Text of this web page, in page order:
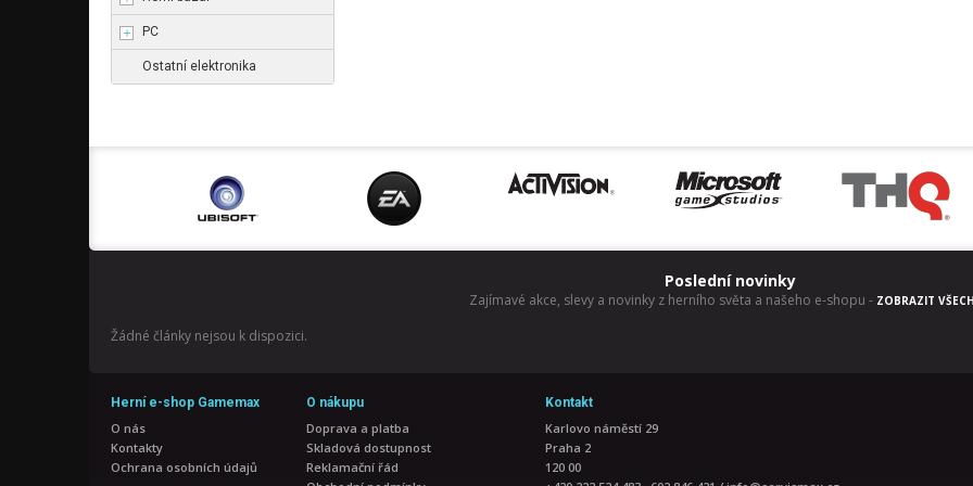
PC
Ostatní elektronika
Poslední novinky
Zajímavé akce, slevy a novinky z herního světa a našeho e-shopu - ZOBRAZIT
Žádné články nejsou k dispozici.
Herní e-shop Gamemax
O nás
Kontakty
Ochrana osobních údajů
O nákupu
Doprava a platba
Skladová dostupnost
Reklamační řád
Kontakt
Karlovo náměstí 29
Praha 2
120 00